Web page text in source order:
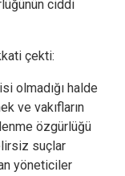
ciddi
çekti:
olmadığı halde
ve vakıfların
özgürlüğü
suçlar
yöneticiler